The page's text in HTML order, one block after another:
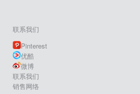
联系我们
Pinterest
优酷
微博
联系我们
销售网络